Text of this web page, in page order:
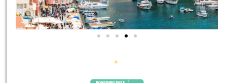
הדרכה מקצועית ואינפורמטיבית
במיוחד עבורכם!